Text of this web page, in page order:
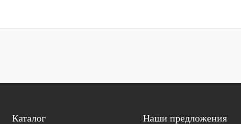
Купить в 1 клик Сравнение Купить в 1 клик
Каталог Наши предложения